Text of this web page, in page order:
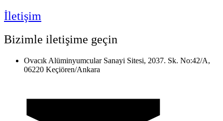
İletişim
Bizimle iletişime geçin
Ovacık Alüminyumcular Sanayi Sitesi, 2037. Sk. No:42/A,
06220 Keçiören/Ankara